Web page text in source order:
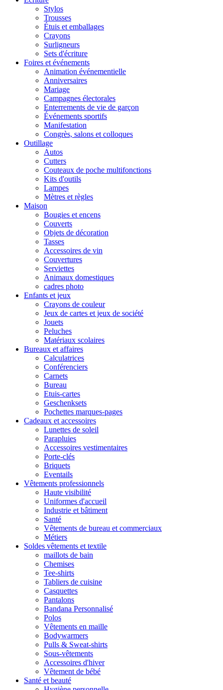
Stylos
Trousses
Étuis et emballages
Crayons
Surligneurs
Sets d'écriture
Foires et événements
Animation événementielle
Anniversaires
Mariage
Campagnes électorales
Enterrements de vie de garçon
Événements sportifs
Manifestation
Congrès, salons et colloques
Outillage
Autos
Cutters
Couteaux de poche multifonctions
Kits d'outils
Lampes
Mètres et règles
Maison
Bougies et encens
Couverts
Objets de décoration
Tasses
Accessoires de vin
Couvertures
Serviettes
Animaux domestiques
cadres photo
Enfants et jeux
Crayons de couleur
Jeux de cartes et jeux de société
Jouets
Peluches
Matériaux scolaires
Bureaux et affaires
Calculatrices
Conférenciers
Carnets
Bureau
Etuis-cartes
Geschenksets
Pochettes marques-pages
Cadeaux et accessoires
Lunettes de soleil
Parapluies
Accessoires vestimentaires
Porte-clés
Briquets
Eventails
Vêtements professionnels
Haute visibilité
Uniformes d'accueil
Industrie et bâtiment
Santé
Vêtements de bureau et commerciaux
Métiers
Soldes vêtements et textile
maillots de bain
Chemises
Tee-shirts
Tabliers de cuisine
Casquettes
Pantalons
Bandana Personnalisé
Polos
Vêtements en maille
Bodywarmers
Pulls & Sweat-shirts
Sous-vêtements
Accessoires d'hiver
Vêtement de bébé
Santé et beauté